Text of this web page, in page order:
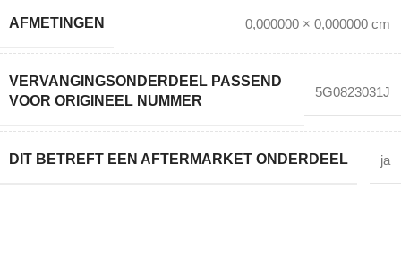
AFMETINGEN 0,000000 × 0,000000 cm
VERVANGINGSONDERDEEL PASSEND
VOOR ORIGINEEL NUMMER
5G0823031J
DIT BETREFT EEN AFTERMARKET ONDERDEEL ja